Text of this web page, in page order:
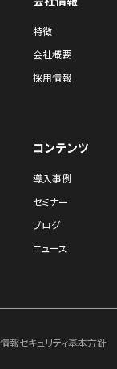
特徴
会社概要
採用情報
コンテンツ
導入事例
セミナー
ブログ
ニュース
情報セキュリティ基本方針